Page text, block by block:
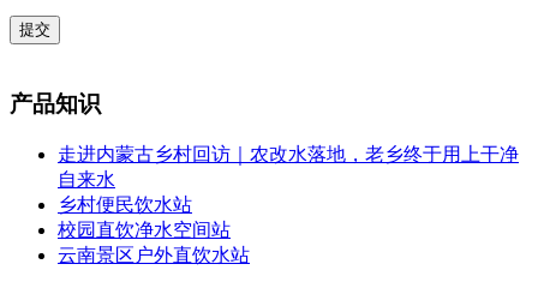
提交
产品知识
走进内蒙古乡村回访｜农改水落地，老乡终于用上干净
自来水
乡村便民饮水站
校园直饮净水空间站
云南景区户外直饮水站